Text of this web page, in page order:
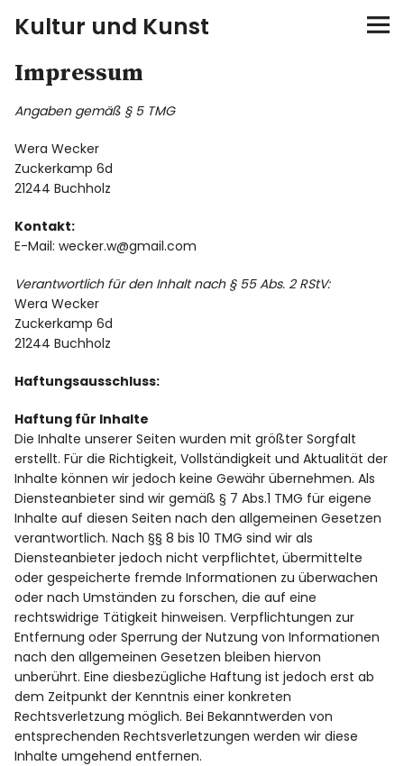
Kultur und Kunst
kultur & kunst
Ausstellungen
Spiele
Konzerte
Bloggerreisen
Impressum
Angaben gemäß § 5 TMG
Wera Wecker
Zuckerkamp 6d
21244 Buchholz
Kontakt:
E-Mail: wecker.w@gmail.com
Verantwortlich für den Inhalt nach § 55 Abs. 2 RStV:
Wera Wecker
Zuckerkamp 6d
21244 Buchholz
Haftungsausschluss:
Haftung für Inhalte
Die Inhalte unserer Seiten wurden mit größter Sorgfalt
erstellt. Für die Richtigkeit, Vollständigkeit und Aktualität der
Inhalte können wir jedoch keine Gewähr übernehmen. Als
Diensteanbieter sind wir gemäß § 7 Abs.1 TMG für eigene
Inhalte auf diesen Seiten nach den allgemeinen Gesetzen
verantwortlich. Nach §§ 8 bis 10 TMG sind wir als
Diensteanbieter jedoch nicht verpflichtet, übermittelte
oder gespeicherte fremde Informationen zu überwachen
oder nach Umständen zu forschen, die auf eine
rechtswidrige Tätigkeit hinweisen. Verpflichtungen zur
Entfernung oder Sperrung der Nutzung von Informationen
nach den allgemeinen Gesetzen bleiben hiervon
unberührt. Eine diesbezügliche Haftung ist jedoch erst ab
dem Zeitpunkt der Kenntnis einer konkreten
Rechtsverletzung möglich. Bei Bekanntwerden von
entsprechenden Rechtsverletzungen werden wir diese
Inhalte umgehend entfernen.